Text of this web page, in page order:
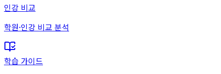
인강 비교
학원·인강 비교 분석
학습 가이드